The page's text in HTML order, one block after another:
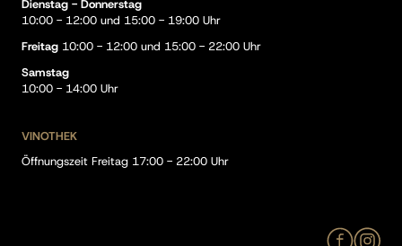
Dienstag - Donnerstag
10:00 - 12:00 und 15:00 - 19:00 Uhr
Freitag 10:00 - 12:00 und 15:00 - 22:00 Uhr
Samstag
10:00 - 14:00 Uhr
VINOTHEK
Öffnungszeit Freitag 17:00 - 22:00 Uhr